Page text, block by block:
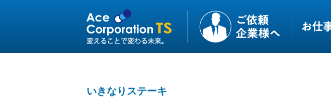
いきなりステーキ